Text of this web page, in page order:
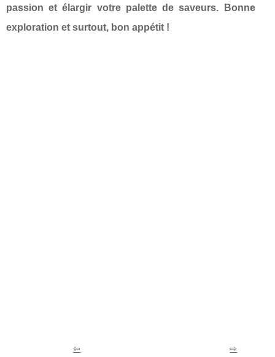
passion et élargir votre palette de saveurs. Bonne
exploration et surtout, bon appétit !